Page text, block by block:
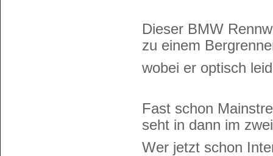
Dieser BMW
zu einem
wobei er optisch
Fast schon
seht in dann im
Wer jetzt schon